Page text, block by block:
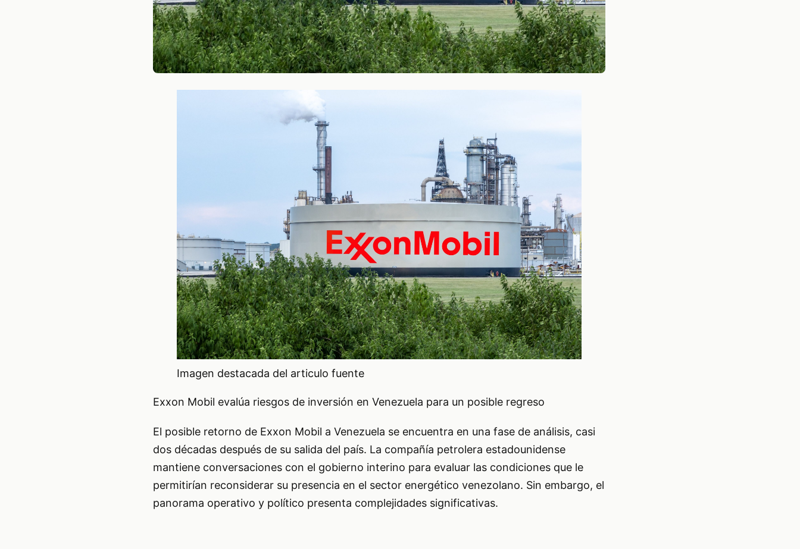
Imagen destacada del articulo fuente
Exxon Mobil evalúa riesgos de inversión en Venezuela para un posible regreso
El posible retorno de Exxon Mobil a Venezuela se encuentra en una fase de análisis, casi
dos décadas después de su salida del país. La compañía petrolera estadounidense
mantiene conversaciones con el gobierno interino para evaluar las condiciones que le
permitirían reconsiderar su presencia en el sector energético venezolano. Sin embargo, el
panorama operativo y político presenta complejidades significativas.